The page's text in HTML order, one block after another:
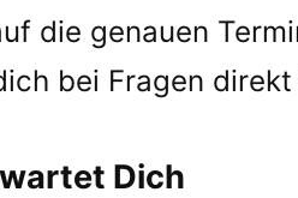
die genauen
bei Fragen direkt
Dich